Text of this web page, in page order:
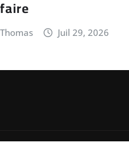
faire
Thomas Juil 29, 2026